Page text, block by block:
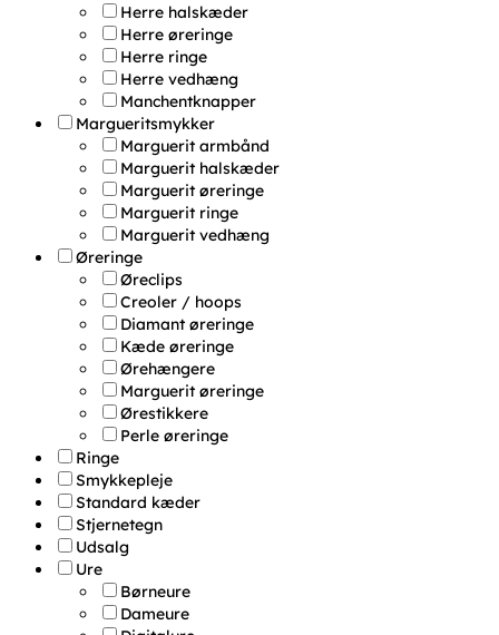
Herre halskæder
Herre øreringe
Herre ringe
Herre vedhæng
Manchentknapper
Margueritsmykker
Marguerit armbånd
Marguerit halskæder
Marguerit øreringe
Marguerit ringe
Marguerit vedhæng
Øreringe
Øreclips
Creoler / hoops
Diamant øreringe
Kæde øreringe
Ørehængere
Marguerit øreringe
Ørestikkere
Perle øreringe
Ringe
Smykkepleje
Standard kæder
Stjernetegn
Udsalg
Ure
Børneure
Dameure